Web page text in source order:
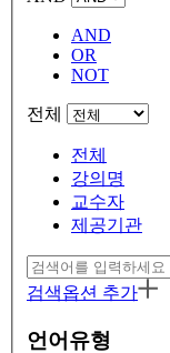
AND
OR
NOT
전체
전체
강의명
교수자
제공기관
검색옵션 추가
언어유형